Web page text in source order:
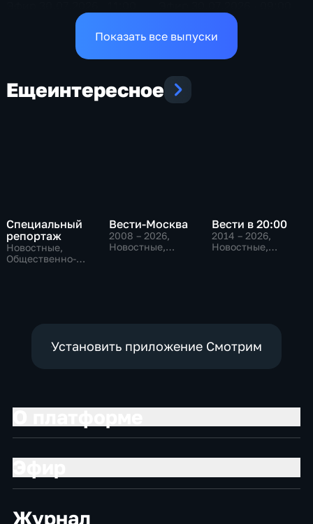
Показать все выпуски
Ещеинтересное
Специальный
репортаж
Новостные,
Общественно-
Вести-Москва
2008 – 2026,
Новостные,
Вести в 20:00
2014 – 2026,
Новостные,
Установить приложение Смотрим
Журнал